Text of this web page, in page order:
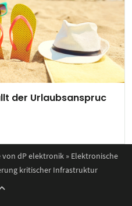
der Urlaubsanspruc
dP elektronik » Elektronische
kritischer Infrastruktur